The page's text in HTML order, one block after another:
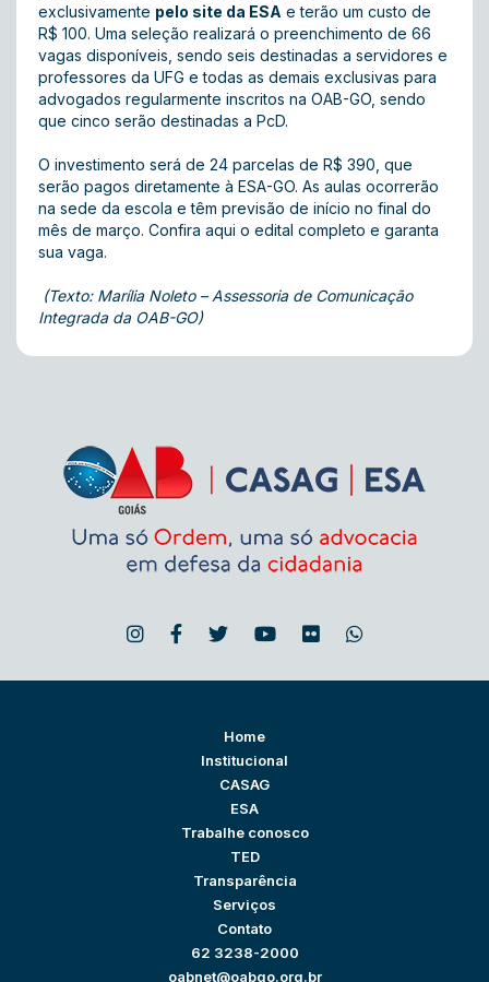
exclusivamente pelo site da ESA e terão um custo de
R$ 100. Uma seleção realizará o preenchimento de 66
vagas disponíveis, sendo seis destinadas a servidores e
professores da UFG e todas as demais exclusivas para
advogados regularmente inscritos na OAB-GO, sendo
que cinco serão destinadas a PcD.
O investimento será de 24 parcelas de R$ 390, que
serão pagos diretamente à ESA-GO. As aulas ocorrerão
na sede da escola e têm previsão de início no final do
mês de março. Confira aqui o edital completo e garanta
sua vaga.
(Texto: Marília Noleto – Assessoria de Comunicação
Integrada da OAB-GO)
Home
Institucional
CASAG
ESA
Trabalhe conosco
TED
Transparência
Serviços
Contato
62 3238-2000
oabnet@oabgo.org.br